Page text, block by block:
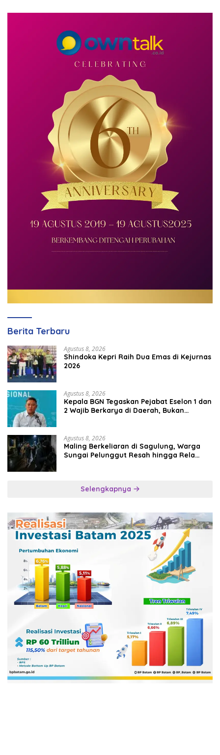
Berita Terbaru
Agustus 8, 2026
Shindoka Kepri Raih Dua Emas di Kejurnas
2026
Agustus 8, 2026
Kepala BGN Tegaskan Pejabat Eselon 1 dan
2 Wajib Berkarya di Daerah, Bukan
Agustus 8, 2026
Maling Berkeliaran di Sagulung, Warga
Sungai Pelunggut Resah hingga Rela
Selengkapnya